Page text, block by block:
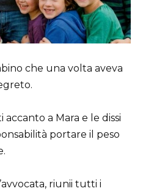
che una volta aveva
accanto a Mara e le dissi
portare il peso
riunii tutti i